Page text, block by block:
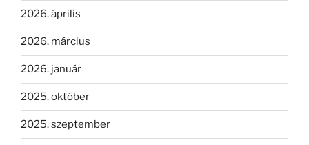
2026. április
2026. március
2026. január
2025. október
2025. szeptember